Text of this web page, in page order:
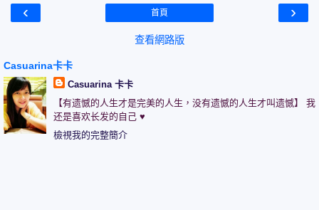
‹ ›
首頁
查看網路版
Casuarina卡卡
Casuarina 卡卡
【有遗憾的人生才是完美的人生，没有遗憾的人生才叫遗憾】 我
还是喜欢长发的自己 ♥
檢視我的完整簡介